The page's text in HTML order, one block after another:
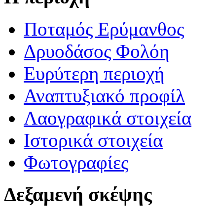
Ποταμός Ερύμανθος
Δρυοδάσος Φολόη
Ευρύτερη περιοχή
Αναπτυξιακό προφίλ
Λαογραφικά στοιχεία
Ιστορικά στοιχεία
Φωτογραφίες
Δεξαμενή σκέψης